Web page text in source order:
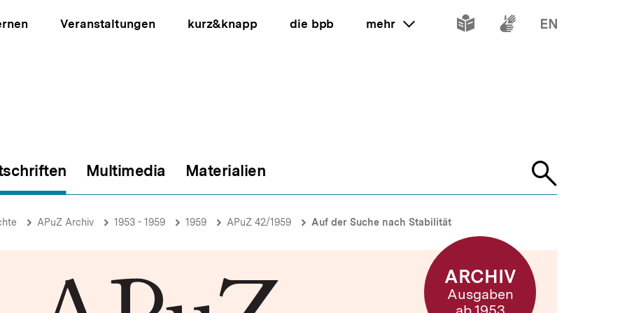
Veranstaltungen kurz&knapp die bpb mehr ein oder ausklappen
Inhalte Inhalte
Multimedia Materialien
Suche
APuZ Archiv 1953 - 1959 1959 APuZ 42/1959 Auf der Suche nach Stabilität
ARCHIV
Ausgaben